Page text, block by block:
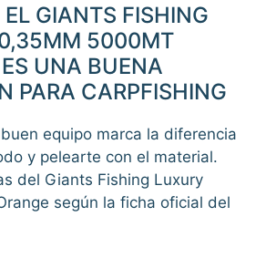
EL GIANTS FISHING
5000MT
UNA BUENA
PARA CARPFISHING
equipo marca la diferencia
y pelearte con el material.
del Giants Fishing Luxury
según la ficha oficial del